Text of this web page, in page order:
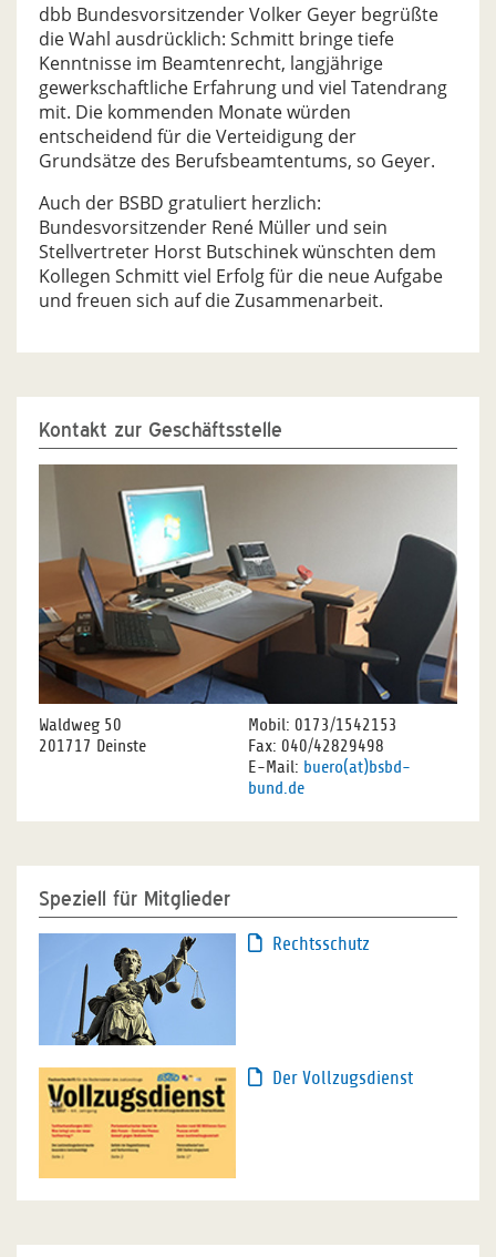
dbb Bundesvorsitzender Volker Geyer begrüßte
die Wahl ausdrücklich: Schmitt bringe tiefe
Kenntnisse im Beamtenrecht, langjährige
gewerkschaftliche Erfahrung und viel Tatendrang
mit. Die kommenden Monate würden
entscheidend für die Verteidigung der
Grundsätze des Berufsbeamtentums, so Geyer.
Auch der BSBD gratuliert herzlich:
Bundesvorsitzender René Müller und sein
Stellvertreter Horst Butschinek wünschten dem
Kollegen Schmitt viel Erfolg für die neue Aufgabe
und freuen sich auf die Zusammenarbeit.
Kontakt zur Geschäftsstelle
Waldweg 50
201717 Deinste
Mobil: 0173/1542153
Fax: 040/42829498
E-Mail: buero(at)bsbd-
bund.de
Speziell für Mitglieder
Rechtsschutz
Der Vollzugsdienst